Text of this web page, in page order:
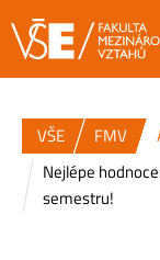
VŠE FMV
Nejlépe
semestru!